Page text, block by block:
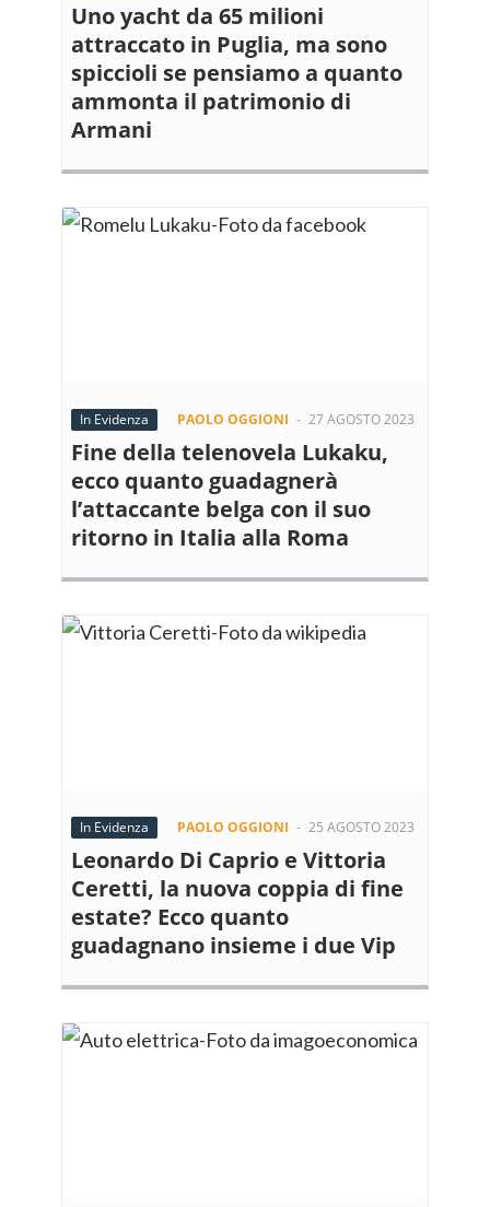
Uno yacht da 65 milioni
attraccato in Puglia, ma sono
spiccioli se pensiamo a quanto
ammonta il patrimonio di
Armani
In Evidenza PAOLO OGGIONI - 27 AGOSTO 2023
Fine della telenovela Lukaku,
ecco quanto guadagnerà
l’attaccante belga con il suo
ritorno in Italia alla Roma
In Evidenza PAOLO OGGIONI - 25 AGOSTO 2023
Leonardo Di Caprio e Vittoria
Ceretti, la nuova coppia di fine
estate? Ecco quanto
guadagnano insieme i due Vip